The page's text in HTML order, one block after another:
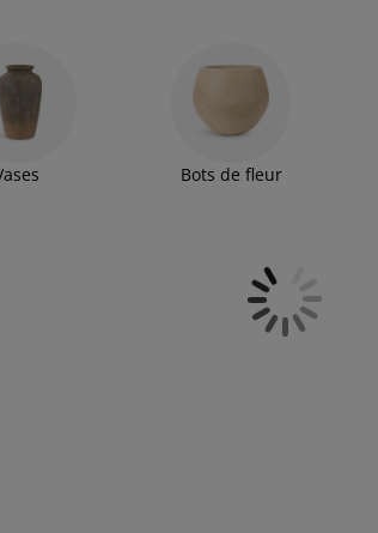
Bots de fleur